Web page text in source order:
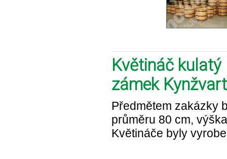
Květináč
zámek Kynžvart
Předmětem zakázky
průměru 80 cm,
Květináče byly